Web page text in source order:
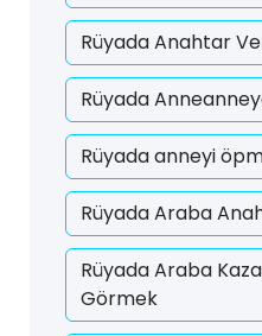
Rüyada Anahtar
Rüyada
Rüyada anneyi
Rüyada Araba
Rüyada Araba
Görmek